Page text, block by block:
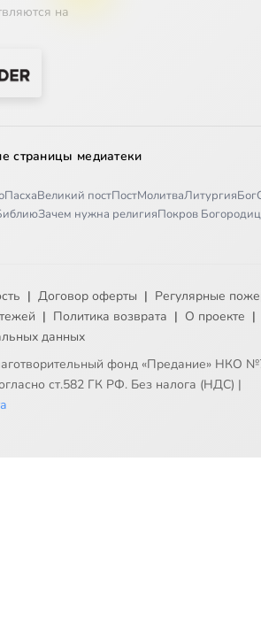
на
страницы медиатеки
ПасхаВеликий постПостМолитваЛитургияБог
Зачем нужна религияПокров
| Договор оферты | Регулярные
| Политика возврата | О проекте |
данных
фонд «Предание» НКО
ст.582 ГК РФ. Без налога (НДС) |